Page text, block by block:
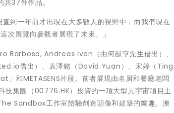
37件作品。
到一年前才出現在大多數人的視野中，而我們現在
展覽向參觀者展現了未來。」
Barbosa, Andreas Ivan（由何猷亨先生借出）、
借出）、袁澤銘（David Yuan）、宋婷（Ting
和METASENS片段。前者展現由名厨和餐廳老闆
技集團（00776.HK）投資的一項大型元宇宙項目主
Sandbox工作室體驗創造頭像和建築的樂趣。澳